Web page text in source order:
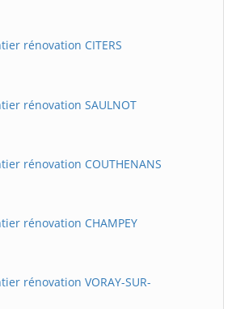
rénovation CITERS
rénovation SAULNOT
rénovation COUTHENANS
rénovation CHAMPEY
rénovation VORAY-SUR-